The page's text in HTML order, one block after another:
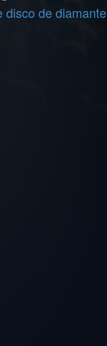
disco de diamante